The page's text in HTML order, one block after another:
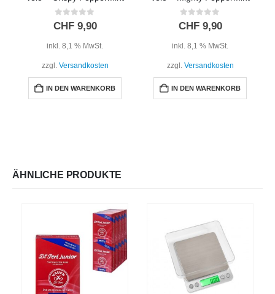
0out of 5
CHF9,90
inkl. 8,1 % MwSt.
zzgl. Versandkosten
IN DEN WARENKORB
0out of 5
CHF9,90
inkl. 8,1 % MwSt.
zzgl. Versandkosten
IN DEN WARENKORB
ÄHNLICHE PRODUKTE